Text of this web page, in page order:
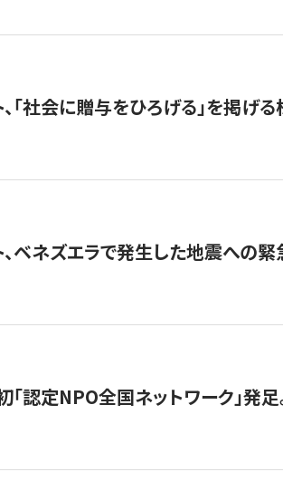
「社会に贈与をひろげる」を掲げ
、ベネズエラで発生した地震への
認定NPO全国ネットワーク」発